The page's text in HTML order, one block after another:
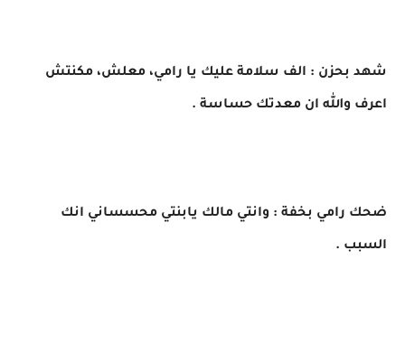
شهد بحزن : الف سلامة عليك يا رامي، معلش، مكنتش
اعرف والله ان معدتك حساسة .
ضحك رامي بخفة : وانتي مالك يابنتي محسساني انك
السبب .